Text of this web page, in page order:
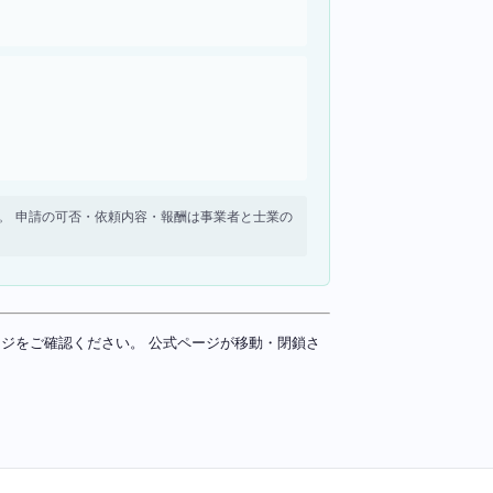
申請の可否・依頼内容・報酬は事業者と士業の
をご確認ください。 公式ページが移動・閉鎖さ